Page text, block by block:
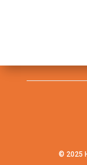
© 2025